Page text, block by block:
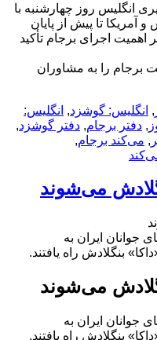
انگلیس روز چهارشنبه با
و آمریکا تا پیش از پایان
اهمیت اجرای برجام تأکید
برجام را به مشاوران
, انگلیس: گوشزد, انگلیس:
, دفتر برجام, دفتر گوشزد,
, می‌کند برجام,
می‌شوند
جوانان ایران به
بنگلادش راه‌ یافتند.
می‌شوند
جوانان ایران به
بنگلادش راه‌ یافتند.